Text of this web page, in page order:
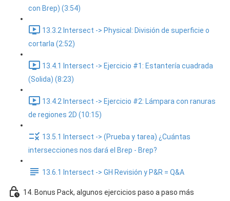
con Brep) (3:54)
13.3.2 Intersect -> Physical: División de superficie o
cortarla (2:52)
13.4.1 Intersect -> Ejercicio #1: Estantería cuadrada
(Solida) (8:23)
13.4.2 Intersect -> Ejercicio #2: Lámpara con ranuras
de regiones 2D (10:15)
13.5.1 Intersect -> (Prueba y tarea) ¿Cuántas
intersecciones nos dará el Brep - Brep?
13.6.1 Intersect -> GH Revisión y P&R = Q&A
14. Bonus Pack, algunos ejercicios paso a paso más